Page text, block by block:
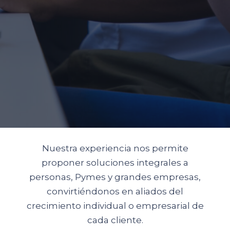
Nuestra experiencia nos permite
proponer soluciones integrales a
personas, Pymes y grandes empresas,
convirtiéndonos en aliados del
crecimiento individual o empresarial de
cada cliente.